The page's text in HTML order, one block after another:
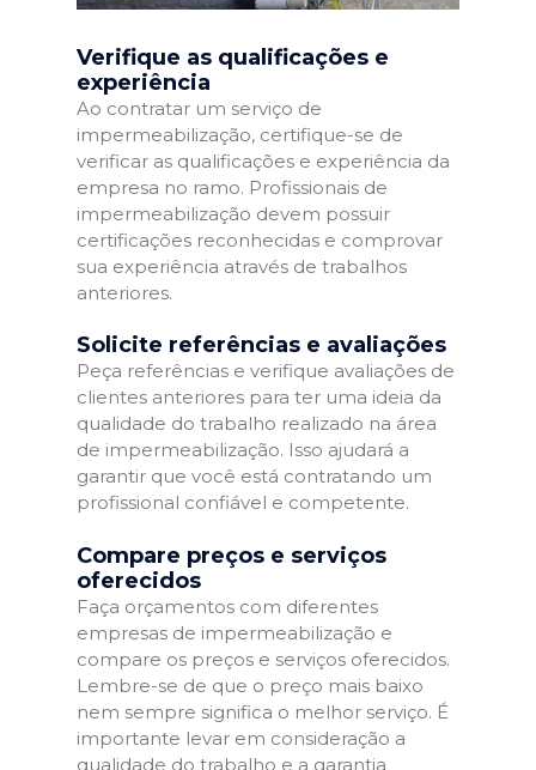
Verifique as qualificações e
experiência
Ao contratar um serviço de
impermeabilização, certifique-se de
verificar as qualificações e experiência da
empresa no ramo. Profissionais de
impermeabilização devem possuir
certificações reconhecidas e comprovar
sua experiência através de trabalhos
anteriores.
Solicite referências e avaliações
Peça referências e verifique avaliações de
clientes anteriores para ter uma ideia da
qualidade do trabalho realizado na área
de impermeabilização. Isso ajudará a
garantir que você está contratando um
profissional confiável e competente.
Compare preços e serviços
oferecidos
Faça orçamentos com diferentes
empresas de impermeabilização e
compare os preços e serviços oferecidos.
Lembre-se de que o preço mais baixo
nem sempre significa o melhor serviço. É
importante levar em consideração a
qualidade do trabalho e a garantia